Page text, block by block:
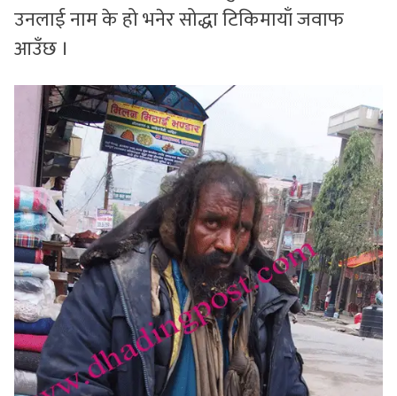
उनलाई नाम के हो भनेर सोद्धा टिकिमायाँ जवाफ
आउँछ ।